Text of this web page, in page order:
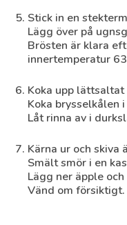
Stick in en
Lägg över på
Brösten är klara
innertemperatur
Koka upp lättsaltat
Koka brysselkålen
Låt rinna av i
Kärna ur och skiva
Smält smör i en
Lägg ner äpple
Vänd om